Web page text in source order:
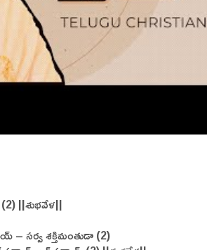
||శుభవేళ||
– సర్వ శక్తిమంతుడా (2)